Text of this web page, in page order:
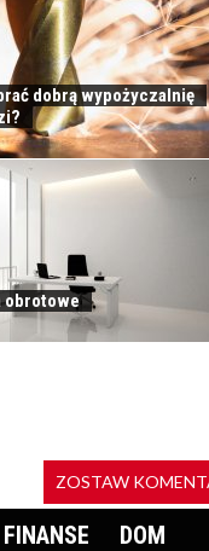
dobrą wypożyczalnię
obrotowe
ZOSTAW
FINANSE DOM